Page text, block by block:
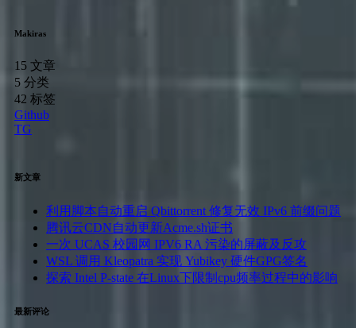
Makiras
15 文章
5 分类
42 标签
Github
TG
新文章
利用脚本自动重启 Qbittorrent 修复无效 IPv6 前缀问题
腾讯云CDN自动更新Acme.sh证书
一次 UCAS 校园网 IPV6 RA 污染的屏蔽及反攻
WSL 调用 Kleopatra 实现 Yubikey 硬件GPG签名
探索 Intel P-state 在Linux下限制cpu频率过程中的影响
最新评论